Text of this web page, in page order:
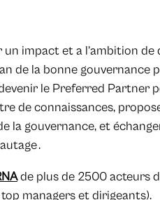
impact et a l’ambition de
de la bonne gouvernance
le Preferred Partner
de connaissances,
la gouvernance, et
.
de plus de 2500 acteurs
managers et dirigeants).